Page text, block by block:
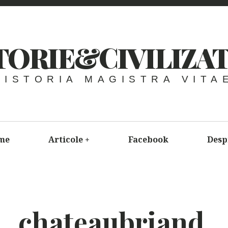
MAGISTRA VITAE
Articole + Facebook